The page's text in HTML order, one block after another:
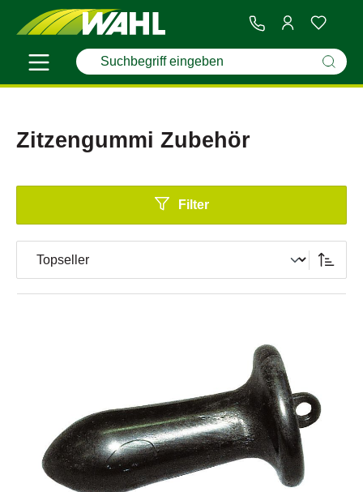
Zitzengummi Zubehör
Filter